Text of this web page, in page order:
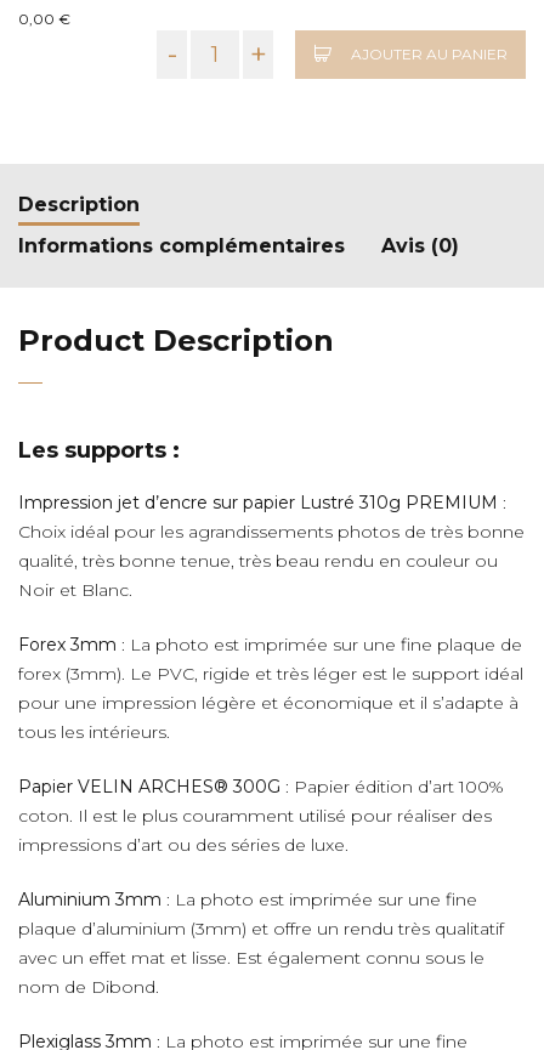
0,00 €
- + AJOUTER AU PANIER
Description
Informations complémentaires
Avis (0)
Product Description
Les supports :
Impression jet d’encre sur papier Lustré 310g PREMIUM :
Choix idéal pour les agrandissements photos de très bonne
qualité, très bonne tenue, très beau rendu en couleur ou
Noir et Blanc.
Forex 3mm : La photo est imprimée sur une fine plaque de
forex (3mm). Le PVC, rigide et très léger est le support idéal
pour une impression légère et économique et il s’adapte à
tous les intérieurs.
Papier VELIN ARCHES® 300G : Papier édition d’art 100%
coton. Il est le plus couramment utilisé pour réaliser des
impressions d’art ou des séries de luxe.
Aluminium 3mm : La photo est imprimée sur une fine
plaque d’aluminium (3mm) et offre un rendu très qualitatif
avec un effet mat et lisse. Est également connu sous le
nom de Dibond.
Plexiglass 3mm : La photo est imprimée sur une fine